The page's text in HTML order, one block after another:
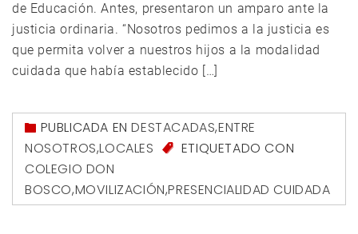
de Educación. Antes, presentaron un amparo ante la
justicia ordinaria. “Nosotros pedimos a la justicia es
que permita volver a nuestros hijos a la modalidad
cuidada que había establecido […]
PUBLICADA ENDESTACADAS,ENTRE
NOSOTROS,LOCALES
ETIQUETADO CON
COLEGIO DON
BOSCO,MOVILIZACIÓN,PRESENCIALIDAD CUIDADA